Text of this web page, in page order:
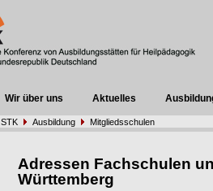
Wir über uns Aktuelles
STK Ausbildung Mitgliedsschulen
Adressen Fachschulen
Württemberg